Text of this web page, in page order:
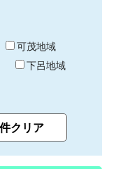
可茂地域
下呂地域